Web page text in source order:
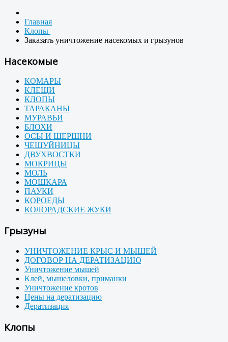
Главная
Клопы
Заказать уничтожение насекомых и грызунов
Насекомые
КОМАРЫ
КЛЕЩИ
КЛОПЫ
ТАРАКАНЫ
МУРАВЬИ
БЛОХИ
ОСЫ И ШЕРШНИ
ЧЕШУЙНИЦЫ
ДВУХВОСТКИ
МОКРИЦЫ
МОЛЬ
МОШКАРА
ПАУКИ
КОРОЕДЫ
КОЛОРАДСКИЕ ЖУКИ
Грызуны
УНИЧТОЖЕНИЕ КРЫС И МЫШЕЙ
ДОГОВОР НА ДЕРАТИЗАЦИЮ
Уничтожение мышей
Клей, мышеловки, приманки
Уничтожение кротов
Цены на дератизацию
Дератизация
Клопы